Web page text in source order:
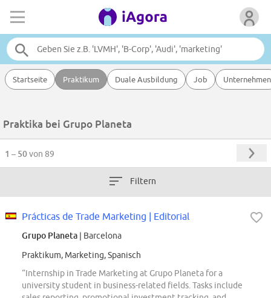
Startseite Praktikum Duale Ausbildung Job Unternehmen
Praktika bei Grupo Planeta
1 – 50von 89
Filtern
Prácticas de Trade Marketing | Editorial
Grupo Planeta | Barcelona
Praktikum, Marketing, Spanisch
“Internship in Trade Marketing at Grupo Planeta for a
university student in business-related fields. Tasks include